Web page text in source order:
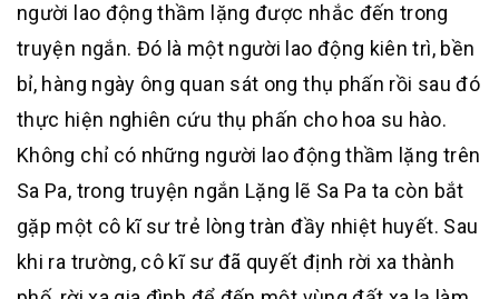
người lao động thầm lặng được nhắc đến trong
truyện ngắn. Đó là một người lao động kiên trì, bền
bỉ, hàng ngày ông quan sát ong thụ phấn rồi sau đó
thực hiện nghiên cứu thụ phấn cho hoa su hào.
Không chỉ có những người lao động thầm lặng trên
Sa Pa, trong truyện ngắn Lặng lẽ Sa Pa ta còn bắt
gặp một cô kĩ sư trẻ lòng tràn đầy nhiệt huyết. Sau
khi ra trường, cô kĩ sư đã quyết định rời xa thành